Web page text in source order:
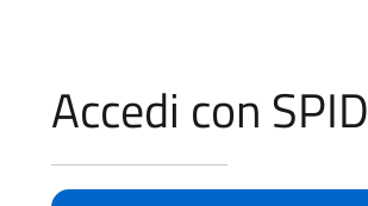
Accedi con SPID